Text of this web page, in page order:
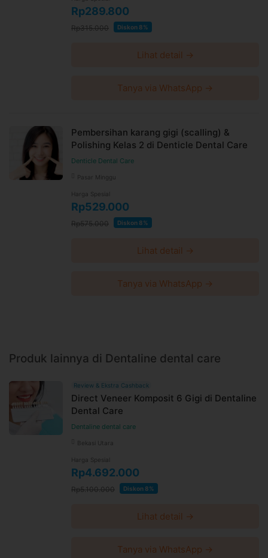
Rp289.800
Rp315.000 Diskon 8%
Lihat detail →
Tanya via WhatsApp →
Pembersihan karang gigi (scalling) &
Polishing Kelas 2 di Denticle Dental Care
Denticle Dental Care
Pasar Minggu
Harga Spesial
Rp529.000
Rp575.000 Diskon 8%
Lihat detail →
Tanya via WhatsApp →
Produk lainnya di Dentaline dental care
Review & Ekstra Cashback
Direct Veneer Komposit 6 Gigi di Dentaline
Dental Care
Dentaline dental care
Bekasi Utara
Harga Spesial
Rp4.692.000
Rp5.100.000 Diskon 8%
Lihat detail →
Tanya via WhatsApp →